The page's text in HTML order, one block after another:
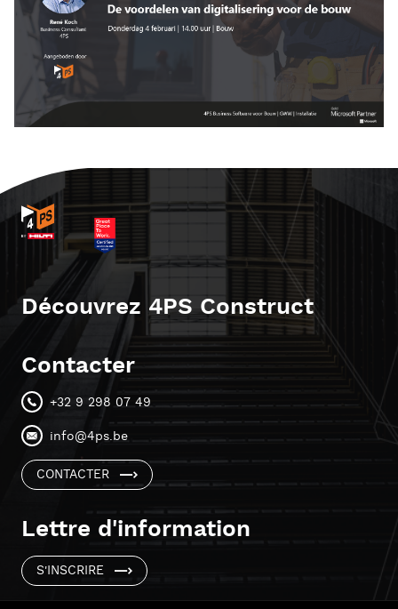
Découvrez 4PS Construct
Contacter
+32 9 298 07 49
info@4ps.be
CONTACTER
Lettre d'information
S'INSCRIRE